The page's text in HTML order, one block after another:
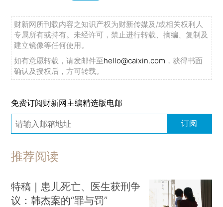
财新网所刊载内容之知识产权为财新传媒及/或相关权利人
专属所有或持有。未经许可，禁止进行转载、摘编、复制及
建立镜像等任何使用。
如有意愿转载，请发邮件至hello@caixin.com ，获得书面
确认及授权后，方可转载。
免费订阅财新网主编精选版电邮
订阅
推荐阅读
特稿｜患儿死亡、医生获刑争
议：韩杰案的“罪与罚”